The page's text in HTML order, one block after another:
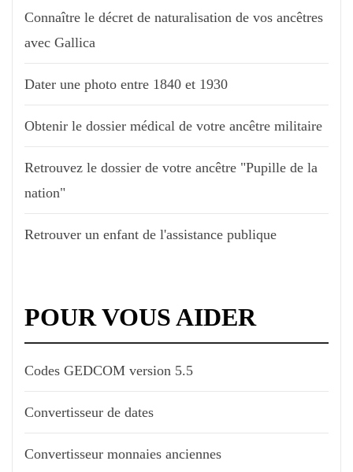
Connaître le décret de naturalisation de vos ancêtres
avec Gallica
Dater une photo entre 1840 et 1930
Obtenir le dossier médical de votre ancêtre militaire
Retrouvez le dossier de votre ancêtre "Pupille de la
nation"
Retrouver un enfant de l'assistance publique
POUR VOUS AIDER
Codes GEDCOM version 5.5
Convertisseur de dates
Convertisseur monnaies anciennes